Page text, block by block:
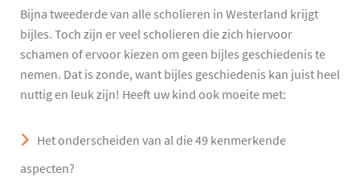
Bijna tweederde van alle scholieren in Westerland krijgt
bijles. Toch zijn er veel scholieren die zich hiervoor
schamen of ervoor kiezen om geen bijles geschiedenis te
nemen. Dat is zonde, want bijles geschiedenis kan juist heel
nuttig en leuk zijn! Heeft uw kind ook moeite met:
Het onderscheiden van al die 49 kenmerkende
aspecten?